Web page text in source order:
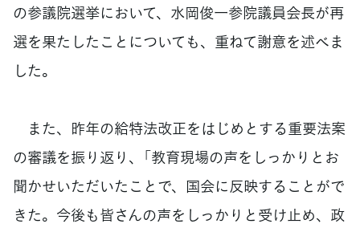
の参議院選挙において、水岡俊一参院議員会長が再
選を果たしたことについても、重ねて謝意を述べま
した。
また、昨年の給特法改正をはじめとする重要法案
の審議を振り返り、「教育現場の声をしっかりとお
聞かせいただいたことで、国会に反映することがで
きた。今後も皆さんの声をしっかりと受け止め、政